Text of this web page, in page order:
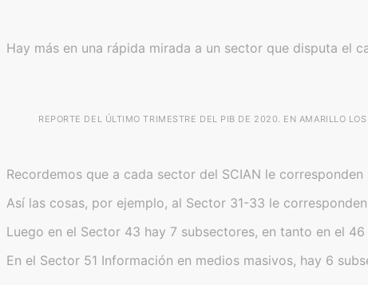
Hay más en una rápida mirada a un sector que disputa el
REPORTE DEL ÚLTIMO TRIMESTRE DEL PIB DE 2020. EN AMARILLO
Recordemos que a cada sector del SCIAN le
Así las cosas, por ejemplo, al Sector 31-33 le
Luego en el Sector 43 hay 7 subsectores, en tanto en el
En el Sector 51 Información en medios masivos, hay 6